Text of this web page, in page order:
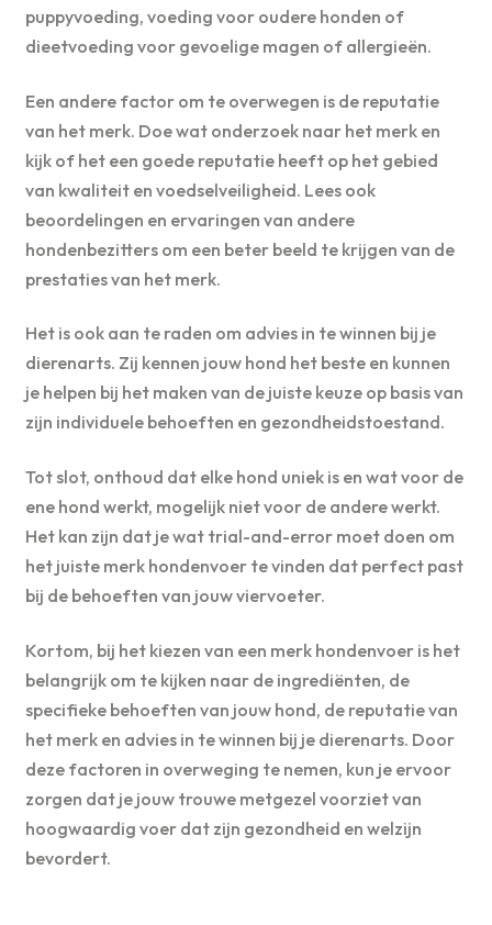
puppyvoeding, voeding voor oudere honden of
dieetvoeding voor gevoelige magen of allergieën.
Een andere factor om te overwegen is de reputatie
van het merk. Doe wat onderzoek naar het merk en
kijk of het een goede reputatie heeft op het gebied
van kwaliteit en voedselveiligheid. Lees ook
beoordelingen en ervaringen van andere
hondenbezitters om een beter beeld te krijgen van de
prestaties van het merk.
Het is ook aan te raden om advies in te winnen bij je
dierenarts. Zij kennen jouw hond het beste en kunnen
je helpen bij het maken van de juiste keuze op basis van
zijn individuele behoeften en gezondheidstoestand.
Tot slot, onthoud dat elke hond uniek is en wat voor de
ene hond werkt, mogelijk niet voor de andere werkt.
Het kan zijn dat je wat trial-and-error moet doen om
het juiste merk hondenvoer te vinden dat perfect past
bij de behoeften van jouw viervoeter.
Kortom, bij het kiezen van een merk hondenvoer is het
belangrijk om te kijken naar de ingrediënten, de
specifieke behoeften van jouw hond, de reputatie van
het merk en advies in te winnen bij je dierenarts. Door
deze factoren in overweging te nemen, kun je ervoor
zorgen dat je jouw trouwe metgezel voorziet van
hoogwaardig voer dat zijn gezondheid en welzijn
bevordert.